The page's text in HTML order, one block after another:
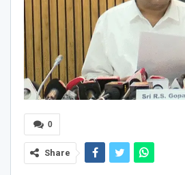
0
Share